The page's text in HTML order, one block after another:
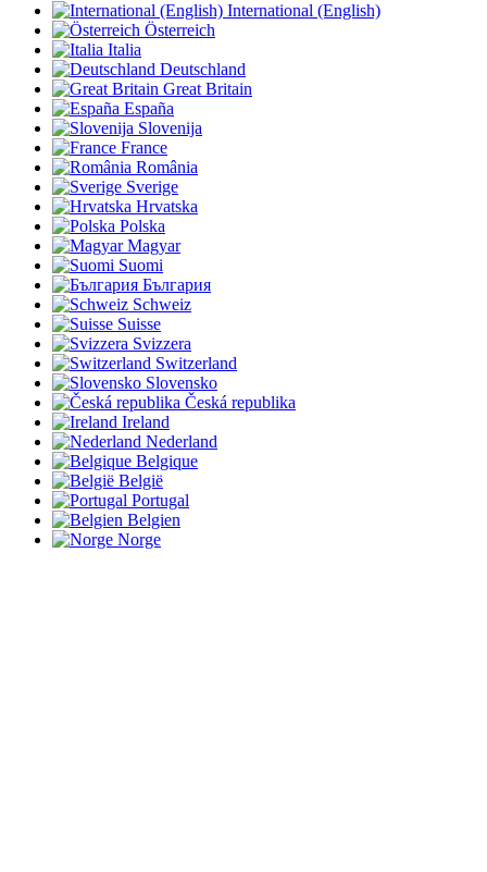
International (English)
Österreich
Italia
Deutschland
Great Britain
España
Slovenija
France
România
Sverige
Hrvatska
Polska
Magyar
Suomi
България
Schweiz
Suisse
Svizzera
Switzerland
Slovensko
Česká republika
Ireland
Nederland
Belgique
België
Portugal
Belgien
Norge